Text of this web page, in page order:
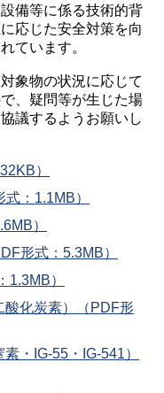
備等に係る技術的背
応じた安全対策を向
ています。
象物の状況に応じて
、疑問等が生じた場
議するようお願いし
）
：1.1MB）
）
形式：5.3MB）
）
化炭素）（PDF形
・IG-55・IG-541）